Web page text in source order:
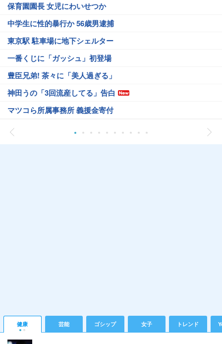
保育園園長 女児にわいせつか
中学生に性的暴行か 56歳男逮捕
東京駅 駐車場に地下シェルター
一番くじに「ガッシュ」初登場
豊臣兄弟! 茶々に「美人過ぎる」
神田うの「3回流産してる」告白
マツコら所属事務所 義援金寄付
健康 芸能 ゴシップ 女子 トレンド